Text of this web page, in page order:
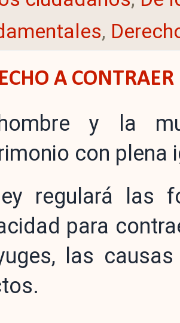
,
A
y la
con plena
regulará las
para
las